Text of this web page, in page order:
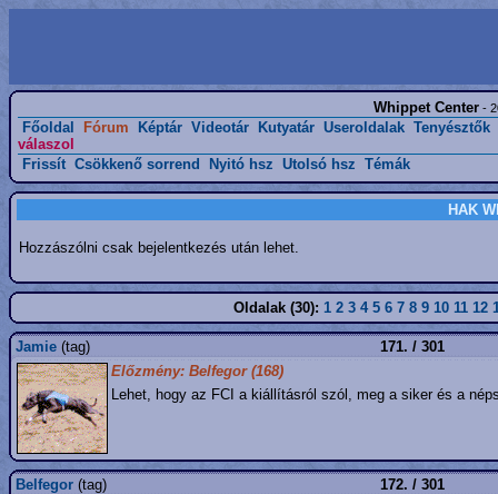
Whippet Center-
Főoldal Fórum Képtár Videotár Kutyatár Useroldalak Tenyésztők
válaszol
Frissít Csökkenő sorrend Nyitó hsz Utolsó hsz Témák
HAK
Hozzászólni csak bejelentkezés után lehet.
Oldalak (30): 1 2 3 4 5 6 7 8 9 10 11 12
Jamie (tag)
171. / 301
Előzmény: Belfegor (168)
Lehet, hogy az FCI a kiállításról szól, meg a siker és a
Belfegor (tag)
172. / 301